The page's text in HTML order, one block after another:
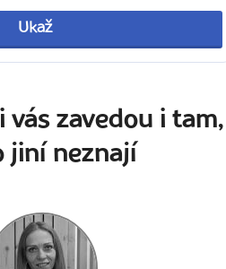
Ukaž
vás zavedou i tam,
jiní neznají